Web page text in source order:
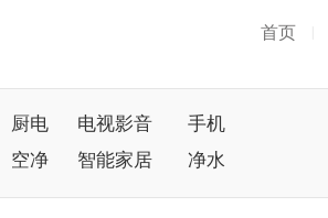
首页
厨电 电视影音
手机
空净 智能家居 净水